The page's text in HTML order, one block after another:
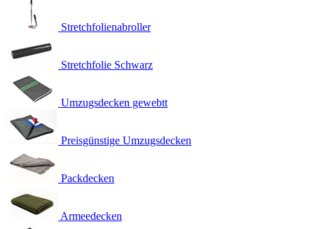
Stretchfolienabroller
Stretchfolie Schwarz
Umzugsdecken gewebtt
Preisgünstige Umzugsdecken
Packdecken
Armeedecken